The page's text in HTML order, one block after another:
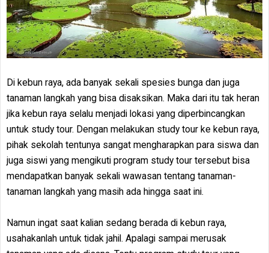
Di kebun raya, ada banyak sekali spesies bunga dan juga
tanaman langkah yang bisa disaksikan. Maka dari itu tak heran
jika kebun raya selalu menjadi lokasi yang diperbincangkan
untuk study tour. Dengan melakukan study tour ke kebun raya,
pihak sekolah tentunya sangat mengharapkan para siswa dan
juga siswi yang mengikuti program study tour tersebut bisa
mendapatkan banyak sekali wawasan tentang tanaman-
tanaman langkah yang masih ada hingga saat ini.
Namun ingat saat kalian sedang berada di kebun raya,
usahakanlah untuk tidak jahil. Apalagi sampai merusak